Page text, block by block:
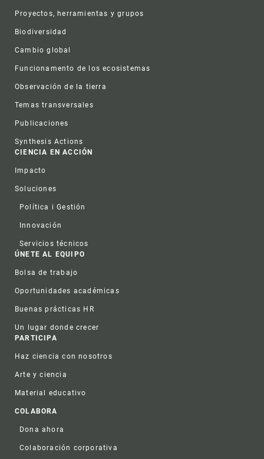
Proyectos, herramientas y grupos
Biodiversidad
Cambio global
Funcionamento de los ecosistemas
Observación de la tierra
Temas transversales
Publicaciones
Synthesis Actions
CIENCIA EN ACCIÓN
Impacto
Soluciones
Política i Gestión
Innovación
Servicios técnicos
ÚNETE AL EQUIPO
Bolsa de trabajo
Oportunidades académicas
Buenas prácticas HR
Un lugar donde crecer
PARTICIPA
Haz ciencia con nosotros
Arte y ciencia
Material educativo
COLABORA
Dona ahora
Colaboración corporativa